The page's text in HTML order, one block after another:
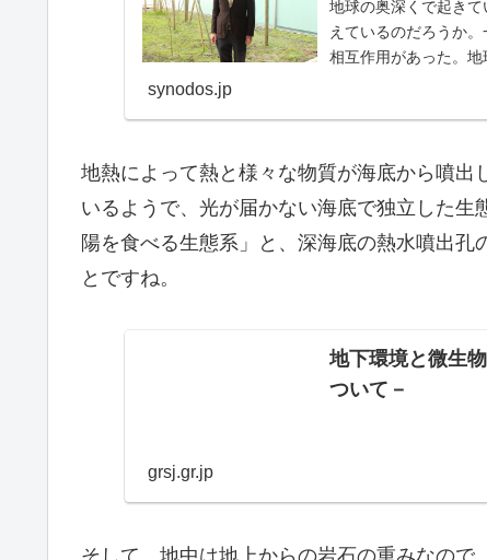
地球の奥深くで起き
えているのだろうか
相互作用があった。
synodos.jp
地熱によって熱と様々な物質が海底から噴
いるようで、光が届かない海底で独立した
陽を食べる生態系」と、深海底の熱水噴出孔
とですね。
地下環境と微生
ついて－
grsj.gr.jp
そして、地中は地上からの岩石の重みなので